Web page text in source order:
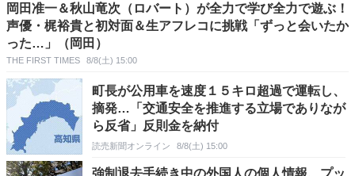
岡田准一＆秋山竜次（ロバート）が全力で学び全力で遊ぶ！
声優・梶裕貴と初対面＆生アフレコに挑戦「ずっと会いたか
った…」（岡田）
THE FIRST TIMES 8/8(土) 15:00
町長が公用車を速度１５キロ超過で運転し、
摘発…「交通安全を推進する立場でありなが
ら反省」反則金を納付
読売新聞オンライン 8/8(土) 15:00
強制退去手続き中の外国人の個人情報、プッ